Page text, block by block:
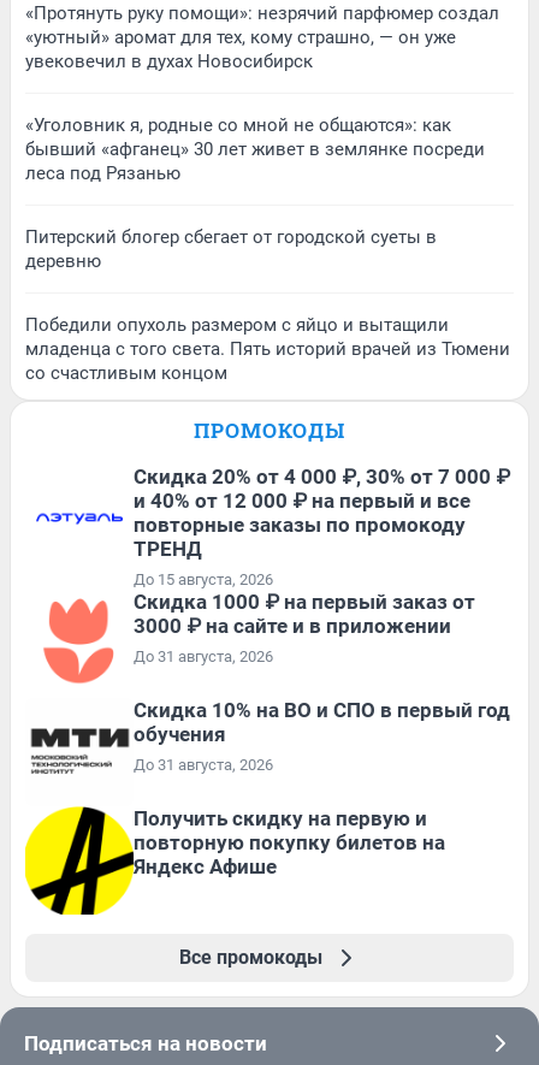
«Протянуть руку помощи»: незрячий парфюмер создал
«уютный» аромат для тех, кому страшно, — он уже
увековечил в духах Новосибирск
«Уголовник я, родные со мной не общаются»: как
бывший «афганец» 30 лет живет в землянке посреди
леса под Рязанью
Питерский блогер сбегает от городской суеты в
деревню
Победили опухоль размером с яйцо и вытащили
младенца с того света. Пять историй врачей из Тюмени
со счастливым концом
ПРОМОКОДЫ
Скидка 20% от 4 000 ₽, 30% от 7 000 ₽
и 40% от 12 000 ₽ на первый и все
повторные заказы по промокоду
ТРЕНД
До 15 августа, 2026
Скидка 1000 ₽ на первый заказ от
3000 ₽ на сайте и в приложении
До 31 августа, 2026
Скидка 10% на ВО и СПО в первый год
обучения
До 31 августа, 2026
Получить скидку на первую и
повторную покупку билетов на
Яндекс Афише
Все промокоды
Подписаться на новости